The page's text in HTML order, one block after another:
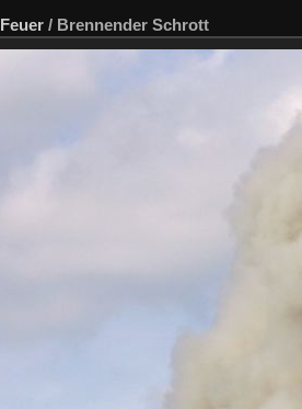
Feuer / Brennender Schrott